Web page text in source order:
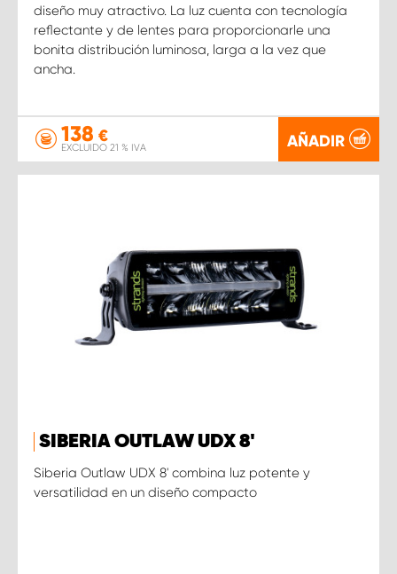
diseño muy atractivo. La luz cuenta con tecnología
reflectante y de lentes para proporcionarle una
bonita distribución luminosa, larga a la vez que
ancha.
138 €
EXCLUIDO 21 % IVA AÑADIR
SIBERIA OUTLAW UDX 8'
Siberia Outlaw UDX 8' combina luz potente y
versatilidad en un diseño compacto